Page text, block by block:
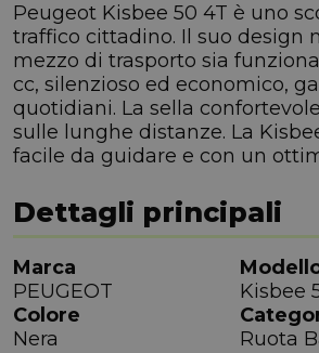
Peugeot Kisbee 50 4T è uno
traffico cittadino. Il suo design
mezzo di trasporto sia
cc, silenzioso ed economico,
quotidiani. La sella
sulle lunghe distanze. La
facile da guidare e con un
Dettagli principali
Marca
PEUGEOT
Kisbee
Colore
Nera
Ruota